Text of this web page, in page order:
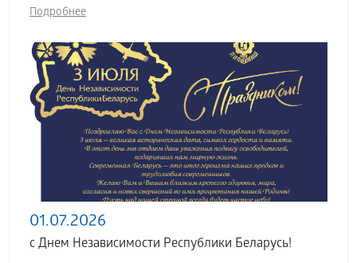
Подробнее
01.07.2026
с Днем Независимости Республики Беларусь!